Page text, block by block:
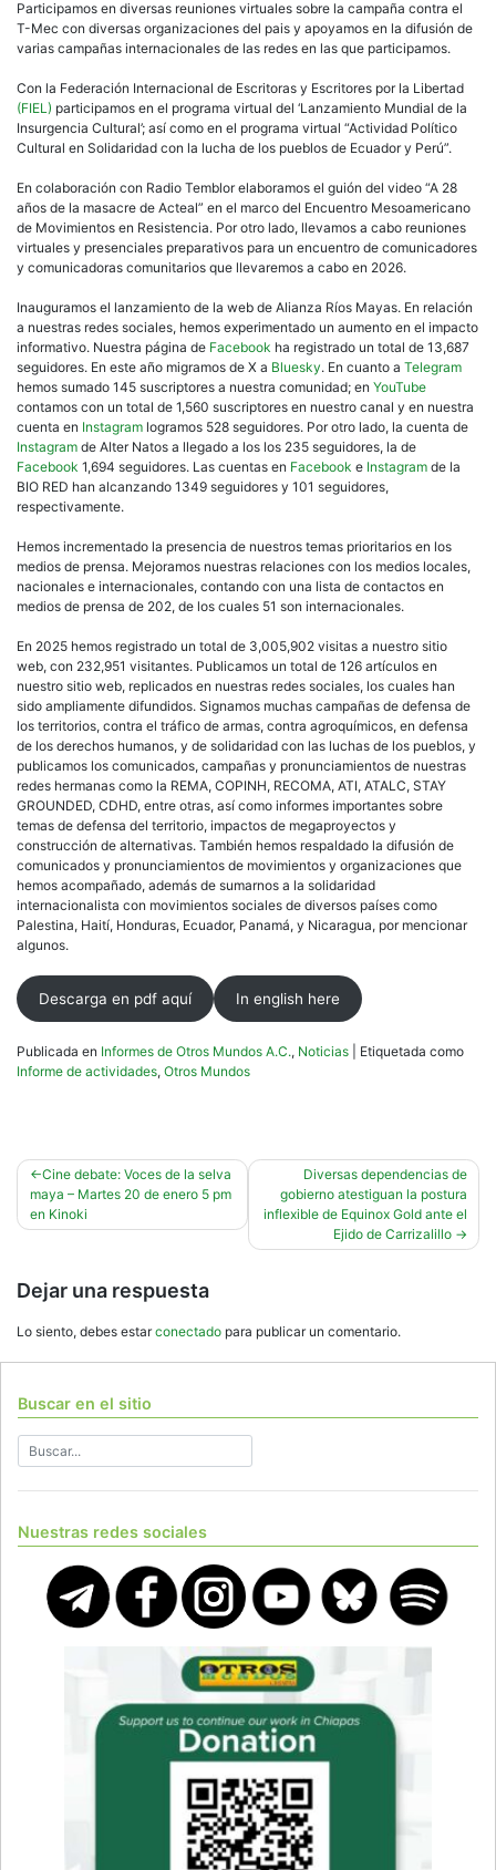
Participamos en diversas reuniones virtuales sobre la campaña contra el
T-Mec con diversas organizaciones del pais y apoyamos en la difusión de
varias campañas internacionales de las redes en las que participamos.
Con la Federación Internacional de Escritoras y Escritores por la Libertad
(FIEL) participamos en el programa virtual del ‘Lanzamiento Mundial de la
Insurgencia Cultural’; así como en el programa virtual “Actividad Político
Cultural en Solidaridad con la lucha de los pueblos de Ecuador y Perú”.
En colaboración con Radio Temblor elaboramos el guión del video “A 28
años de la masacre de Acteal” en el marco del Encuentro Mesoamericano
de Movimientos en Resistencia. Por otro lado, llevamos a cabo reuniones
virtuales y presenciales preparativos para un encuentro de comunicadores
y comunicadoras comunitarios que llevaremos a cabo en 2026.
Inauguramos el lanzamiento de la web de Alianza Ríos Mayas. En relación
a nuestras redes sociales, hemos experimentado un aumento en el impacto
informativo. Nuestra página de Facebook ha registrado un total de 13,687
seguidores. En este año migramos de X a Bluesky. En cuanto a Telegram
hemos sumado 145 suscriptores a nuestra comunidad; en YouTube
contamos con un total de 1,560 suscriptores en nuestro canal y en nuestra
cuenta en Instagram logramos 528 seguidores. Por otro lado, la cuenta de
Instagram de Alter Natos a llegado a los los 235 seguidores, la de
Facebook 1,694 seguidores. Las cuentas en Facebook e Instagram de la
BIO RED han alcanzando 1349 seguidores y 101 seguidores,
respectivamente.
Hemos incrementado la presencia de nuestros temas prioritarios en los
medios de prensa. Mejoramos nuestras relaciones con los medios locales,
nacionales e internacionales, contando con una lista de contactos en
medios de prensa de 202, de los cuales 51 son internacionales.
En 2025 hemos registrado un total de 3,005,902 visitas a nuestro sitio
web, con 232,951 visitantes. Publicamos un total de 126 artículos en
nuestro sitio web, replicados en nuestras redes sociales, los cuales han
sido ampliamente difundidos. Signamos muchas campañas de defensa de
los territorios, contra el tráfico de armas, contra agroquímicos, en defensa
de los derechos humanos, y de solidaridad con las luchas de los pueblos, y
publicamos los comunicados, campañas y pronunciamientos de nuestras
redes hermanas como la REMA, COPINH, RECOMA, ATI, ATALC, STAY
GROUNDED, CDHD, entre otras, así como informes importantes sobre
temas de defensa del territorio, impactos de megaproyectos y
construcción de alternativas. También hemos respaldado la difusión de
comunicados y pronunciamientos de movimientos y organizaciones que
hemos acompañado, además de sumarnos a la solidaridad
internacionalista con movimientos sociales de diversos países como
Palestina, Haití, Honduras, Ecuador, Panamá, y Nicaragua, por mencionar
algunos.
Descarga en pdf aquí In english here
Publicada en Informes de Otros Mundos A.C., Noticias
Etiquetada como
Informe de actividades, Otros Mundos
Navegación
de
entradas
Cine debate: Voces de la selva
maya – Martes 20 de enero 5 pm
en Kinoki
Diversas dependencias de
gobierno atestiguan la postura
inflexible de Equinox Gold ante el
Ejido de Carrizalillo
Dejar una respuesta
Lo siento, debes estarconectado para publicar un comentario.
Buscar en el sitio
Nuestras redes sociales